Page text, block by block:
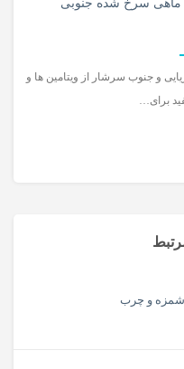
ماهی سرخ شده جنوبی
و جنوب سرشار از ویتامین ها و
برای…